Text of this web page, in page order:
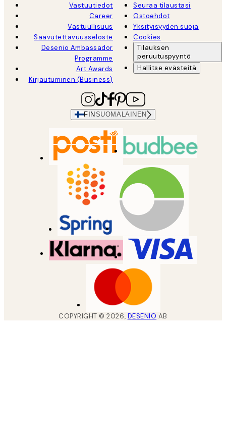
Vastuutiedot
Career
Vastuullisuus
Saavutettavuusseloste
Desenio Ambassador
Programme
Art Awards
Kirjautuminen (Business)
Seuraa tilaustasi
Ostoehdot
Yksityisyyden suoja
Cookies
Tilauksen
peruutuspyyntö
Hallitse evästeitä
FIN SUOMALAINEN
COPYRIGHT ©2026, DESENIO AB